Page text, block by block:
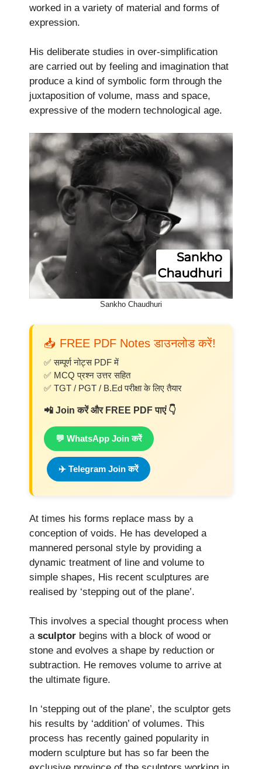
worked in a variety of material and forms of
expression.
His deliberate studies in over-simplification
are carried out by feeling and imagination that
produce a kind of symbolic form through the
juxtaposition of volume, mass and space,
expressive of the modern technological age.
Sankho Chaudhuri
📥 FREE PDF Notes डाउनलोड करें!
✅ सम्पूर्ण नोट्स PDF में
✅ MCQ प्रश्न उत्तर सहित
✅ TGT / PGT / B.Ed परीक्षा के लिए तैयार
📲 Join करें और FREE PDF पाएं 👇
💬 WhatsApp Join करें
✈️ Telegram Join करें
At times his forms replace mass by a
conception of voids. He has developed a
mannered personal style by providing a
dynamic treatment of line and volume to
simple shapes, His recent sculptures are
realised by ‘stepping out of the plane’.
This involves a special thought process when
a sculptor begins with a block of wood or
stone and evolves a shape by reduction or
subtraction. He removes volume to arrive at
the ultimate figure.
In ‘stepping out of the plane’, the sculptor gets
his results by ‘addition’ of volumes. This
process has recently gained popularity in
modern sculpture but has so far been the